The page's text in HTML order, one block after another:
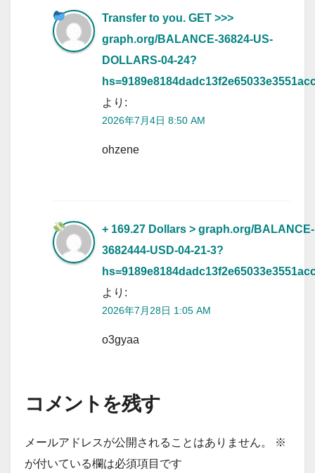
Transfer to you. GET >>>
graph.org/BALANCE-36824-US-
DOLLARS-04-24?
より:
2026年7月4日 8:50 AM
ohzene
+ 169.27 Dollars > graph.org/BALANCE-
3682444-USD-04-21-3?
より:
2026年7月28日 1:05 AM
o3gyaa
コメントを残す
メールアドレスが公開されることはありません。
※
が付いている欄は必須項目です